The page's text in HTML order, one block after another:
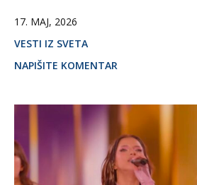
17. MAJ, 2026
VESTI IZ SVETA
NAPIŠITE KOMENTAR